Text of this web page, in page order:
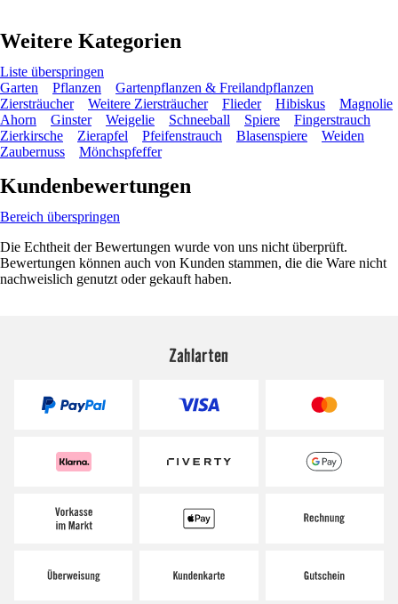
Weitere Kategorien
Liste überspringen
Garten
Pflanzen
Gartenpflanzen & Freilandpflanzen
Ziersträucher
Weitere Ziersträucher Flieder Hibiskus
Magnolie
Ahorn
Ginster Weigelie Schneeball Spiere
Fingerstrauch
Zierkirsche
Zierapfel Pfeifenstrauch Blasenspiere
Weiden
Zaubernuss
Mönchspfeffer
Kundenbewertungen
Bereich überspringen
Die Echtheit der Bewertungen wurde von uns nicht überprüft.
Bewertungen können auch von Kunden stammen, die die Ware nicht
nachweislich genutzt oder gekauft haben.
Zahlarten